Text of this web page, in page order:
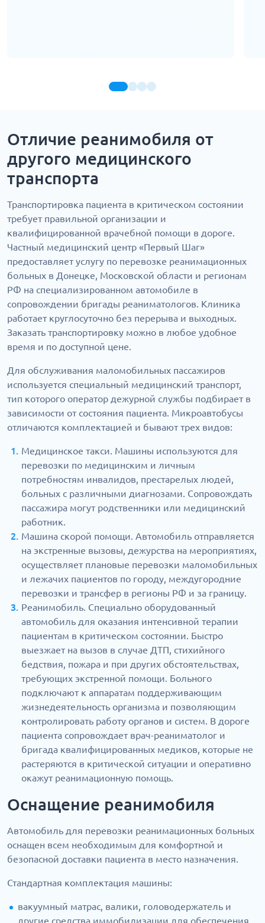
Отличие реанимобиля от
другого медицинского
транспорта
Транспортировка пациента в критическом состоянии
требует правильной организации и
квалифицированной врачебной помощи в дороге.
Частный медицинский центр «Первый Шаг»
предоставляет услугу по перевозке реанимационных
больных в Донецке, Московской области и регионам
РФ на специализированном автомобиле в
сопровождении бригады реаниматологов. Клиника
работает круглосуточно без перерыва и выходных.
Заказать транспортировку можно в любое удобное
время и по доступной цене.
Для обслуживания маломобильных пассажиров
используется специальный медицинский транспорт,
тип которого оператор дежурной службы подбирает в
зависимости от состояния пациента. Микроавтобусы
отличаются комплектацией и бывают трех видов:
Медицинское такси. Машины используются для
перевозки по медицинским и личным
потребностям инвалидов, престарелых людей,
больных с различными диагнозами. Сопровождать
пассажира могут родственники или медицинский
работник.
Машина скорой помощи. Автомобиль отправляется
на экстренные вызовы, дежурства на мероприятиях,
осуществляет плановые перевозки маломобильных
и лежачих пациентов по городу, междугородние
перевозки и трансфер в регионы РФ и за границу.
Реанимобиль. Специально оборудованный
автомобиль для оказания интенсивной терапии
пациентам в критическом состоянии. Быстро
выезжает на вызов в случае ДТП, стихийного
бедствия, пожара и при других обстоятельствах,
требующих экстренной помощи. Больного
подключают к аппаратам поддерживающим
жизнедеятельность организма и позволяющим
контролировать работу органов и систем. В дороге
пациента сопровождает врач-реаниматолог и
бригада квалифицированных медиков, которые не
растеряются в критической ситуации и оперативно
окажут реанимационную помощь.
Оснащение реанимобиля
Автомобиль для перевозки реанимационных больных
оснащен всем необходимым для комфортной и
безопасной доставки пациента в место назначения.
Стандартная комплектация машины:
вакуумный матрас, валики, головодержатель и
другие средства иммобилизации для обеспечения